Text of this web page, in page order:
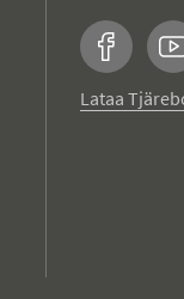
Facebook
Lataa